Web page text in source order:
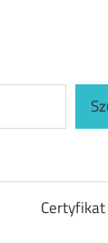
Certyfikat